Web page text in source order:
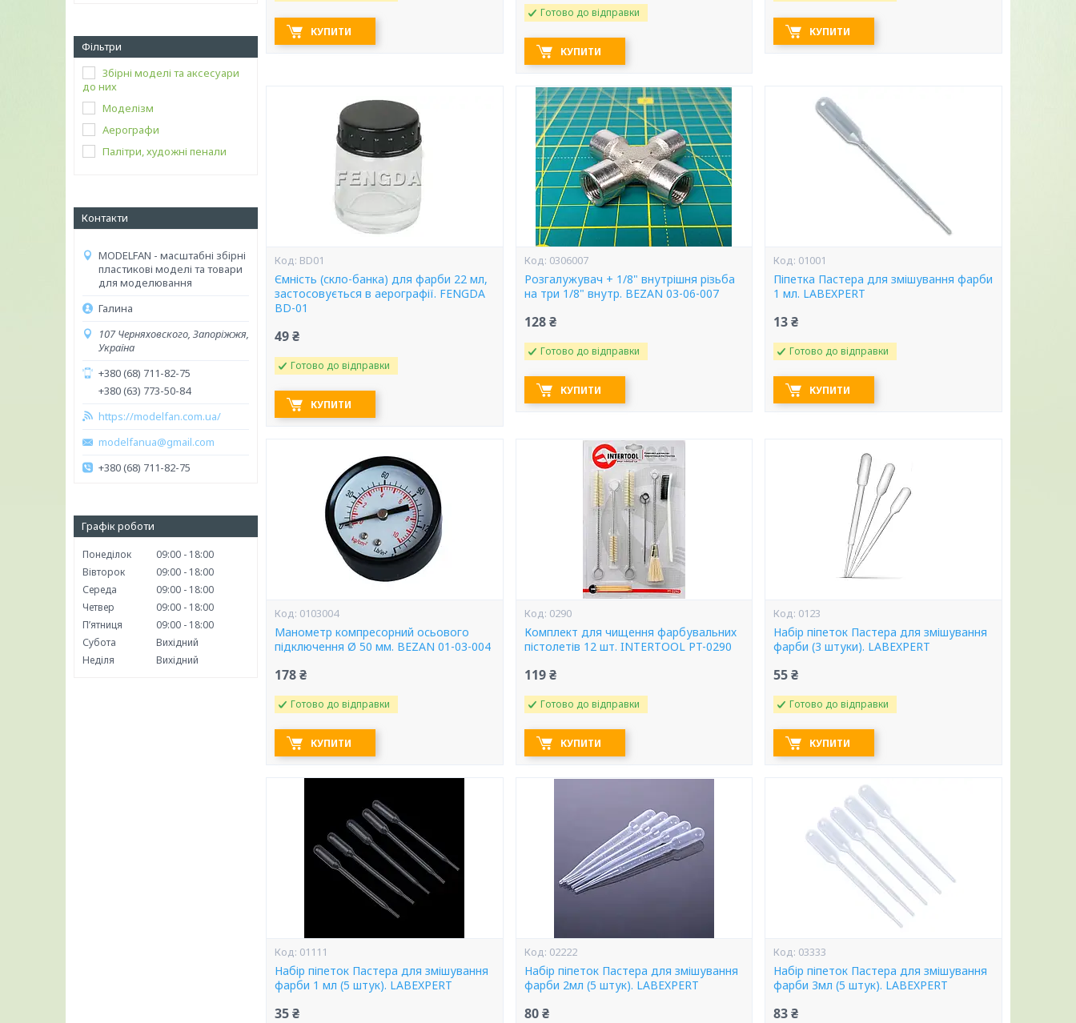
Фільтри
Збірні моделі та аксесуари
до них
Моделізм
Аерографи
Палітри, художні пенали
Контакти
MODELFAN - масштабні збірні
пластикові моделі та товари
для моделювання
Галина
107 Черняховского, Запоріжжя,
Україна
+380 (68) 711-82-75
+380 (63) 773-50-84
https://modelfan.com.ua/
modelfanua@gmail.com
+380 (68) 711-82-75
Графік роботи
Понеділок 09:00
18:00
Вівторок
09:00
18:00
Середа
09:00
18:00
Четвер
09:00
18:00
Пʼятниця
09:00
18:00
Субота
Вихідний
Неділя
Вихідний
КУПИТИ
Готово до відправки
КУПИТИ
КУПИТИ
BD01
Ємність (скло-банка) для фарби 22 мл,
застосовується в аерографії. FENGDA
BD-01
49 ₴
Готово до відправки
КУПИТИ
0306007
Розгалужувач + 1/8" внутрішня різьба
на три 1/8" внутр. BEZAN 03-06-007
128 ₴
Готово до відправки
КУПИТИ
01001
Піпетка Пастера для змішування фарби
1 мл. LABEXPERT
13 ₴
Готово до відправки
КУПИТИ
0103004
Манометр компресорний осьового
підключення Ø 50 мм. BEZAN 01-03-004
178 ₴
Готово до відправки
КУПИТИ
0290
Комплект для чищення фарбувальних
пістолетів 12 шт. INTERTOOL PT-0290
119 ₴
Готово до відправки
КУПИТИ
0123
Набір піпеток Пастера для змішування
фарби (3 штуки). LABEXPERT
55 ₴
Готово до відправки
КУПИТИ
01111
Набір піпеток Пастера для змішування
фарби 1 мл (5 штук). LABEXPERT
35 ₴
02222
Набір піпеток Пастера для змішування
фарби 2мл (5 штук). LABEXPERT
80 ₴
03333
Набір піпеток Пастера для змішування
фарби 3мл (5 штук). LABEXPERT
83 ₴